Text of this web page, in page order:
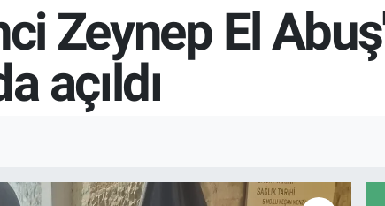
Zeynep El
açıldı